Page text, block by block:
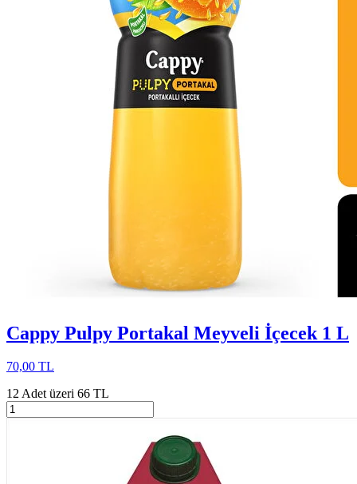
Cappy Pulpy Portakal Meyveli İçecek 1 L
70,00 TL
12 Adet üzeri 66 TL